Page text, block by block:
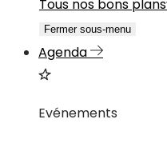
Tous nos bons plans
Fermer sous-menu
Agenda
Evénements